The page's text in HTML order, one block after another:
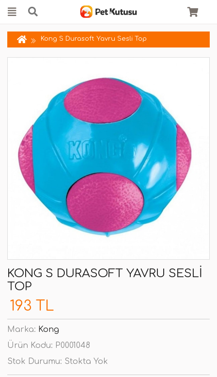
Kong S Durasoft Yavru Sesli Top
KONG S DURASOFT YAVRU SESLI
TOP
193 TL
Marka: Kong
Ürün Kodu: P0001048
Stok Durumu: Stokta Yok